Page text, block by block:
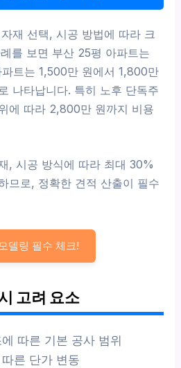
재 선택, 시공 방법에 따라 크
를 보면 부산 25평 아파트는
트는 1,500만 원에서 1,800만
나타납니다. 특히 노후 단독주
에 따라 2,800만 원까지 비용
, 시공 방식에 따라 최대 30%
므로, 정확한 견적 산출이 필수
델링 필수 체크!
고려 요소
따른 기본 공사 범위
른 단가 변동